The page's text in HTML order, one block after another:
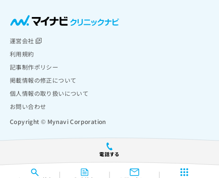
電話する
運営会社
利用規約
記事制作ポリシー
掲載情報の修正について
個人情報の取り扱いについて
お問い合わせ
Copyright © Mynavi Corporation